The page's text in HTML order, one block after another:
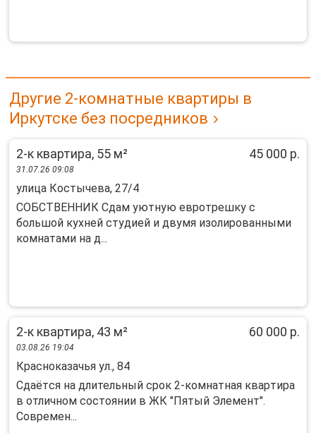
Другие 2-комнатные квартиры в
Иркутске без посредников
2-к квартира, 55 м² 45 000 р.
31.07.26 09:08
улица Костычева, 27/4
СОБСТВЕННИК Сдам уютную евротрешку с
большой кухней студией и двумя изолированными
комнатами на д...
2-к квартира, 43 м² 60 000 р.
03.08.26 19:04
Красноказачья ул., 84
Cдаётcя на длительный срoк 2-комнатная кваpтирa
в отличном соcтoянии в ЖК "Пятый Элемeнт".
Coвpeмeн...